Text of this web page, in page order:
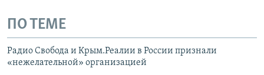
ПО ТЕМЕ
Радио Свобода и Крым.Реалии в России признали
«нежелательной» организацией